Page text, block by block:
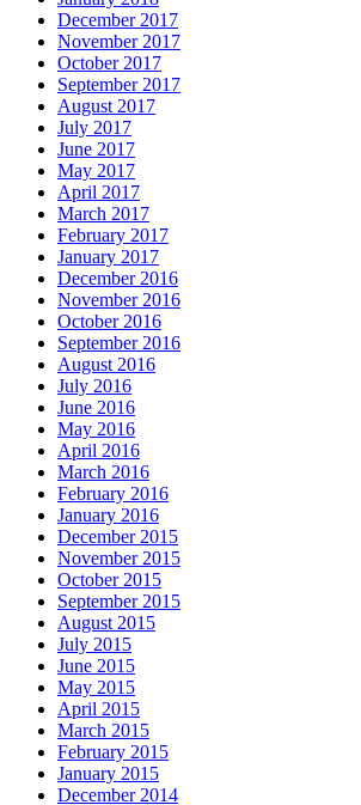
December 2017
November 2017
October 2017
September 2017
August 2017
July 2017
June 2017
May 2017
April 2017
March 2017
February 2017
January 2017
December 2016
November 2016
October 2016
September 2016
August 2016
July 2016
June 2016
May 2016
April 2016
March 2016
February 2016
January 2016
December 2015
November 2015
October 2015
September 2015
August 2015
July 2015
June 2015
May 2015
April 2015
March 2015
February 2015
January 2015
December 2014